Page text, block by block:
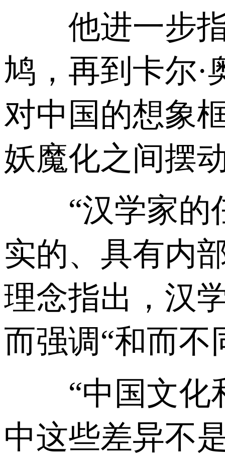
他进一步指
鸠，再到卡尔·
对中国的想象
妖魔化之间摆
“汉学家的任
实的、具有内
理念指出，汉
而强调“和而不
“中国文化和
中这些差异不